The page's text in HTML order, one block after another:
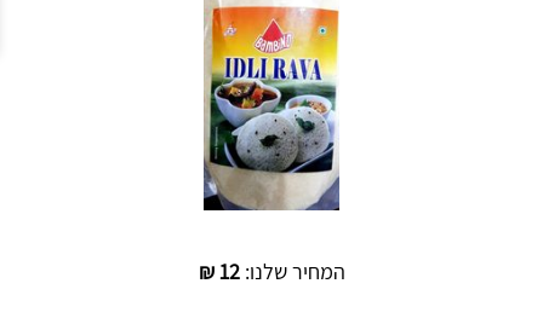
המחיר שלנו:12
₪